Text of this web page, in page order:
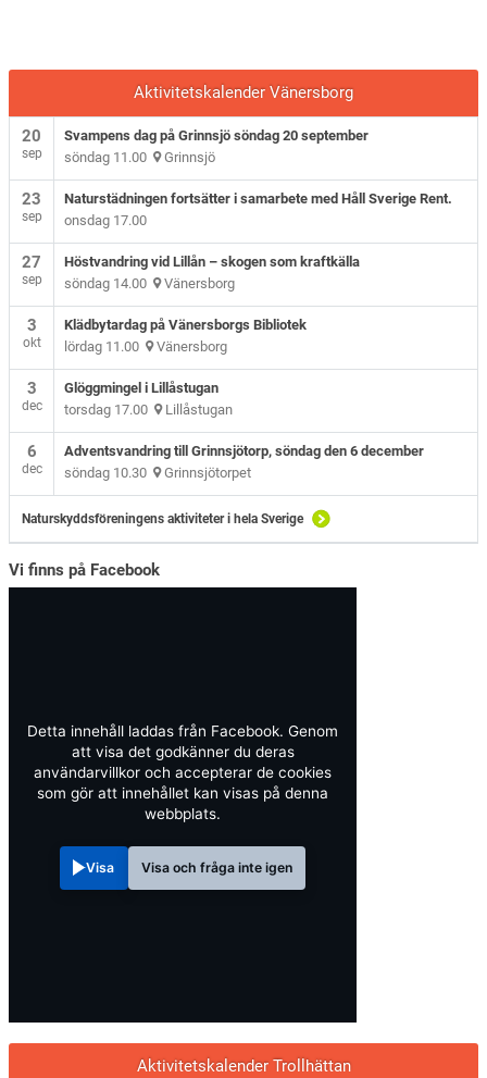
Aktivitetskalender Vänersborg
20
sep
Svampens dag på Grinnsjö söndag 20 september
söndag 11.00 Grinnsjö
23
sep
Naturstädningen fortsätter i samarbete med Håll Sverige Rent.
onsdag 17.00
27
sep
Höstvandring vid Lillån – skogen som kraftkälla
söndag 14.00 Vänersborg
3
okt
Klädbytardag på Vänersborgs Bibliotek
lördag 11.00 Vänersborg
3
dec
Glöggmingel i Lillåstugan
torsdag 17.00 Lillåstugan
6
dec
Adventsvandring till Grinnsjötorp, söndag den 6 december
söndag 10.30 Grinnsjötorpet
Naturskyddsföreningens aktiviteter i hela Sverige
Vi finns på Facebook
Detta innehåll laddas från Facebook. Genom
att visa det godkänner du deras
användarvillkor och accepterar de cookies
som gör att innehållet kan visas på denna
webbplats.
Visa Visa och fråga inte igen
Aktivitetskalender Trollhättan